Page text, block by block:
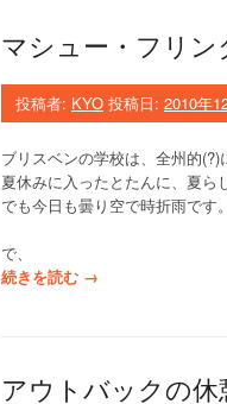
ラ
ア
の
0
0
ド
”
マシュー・フリ
投稿者: KYO 投稿日: 2010年
ブリスベンの学校は、全州的(?)
夏休みに入ったとたんに、夏ら
でも今日も曇り空で時折雨です。
で、
続きを読む “
・
→
アウトバックの休